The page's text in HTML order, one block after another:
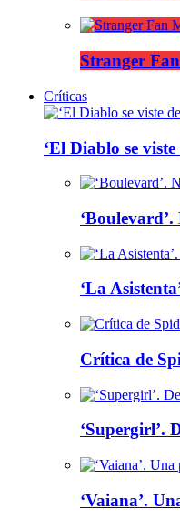
Stranger
Críticas
‘El Diablo se
‘La
Crítica de
‘Supergirl’.
‘Vaiana’.